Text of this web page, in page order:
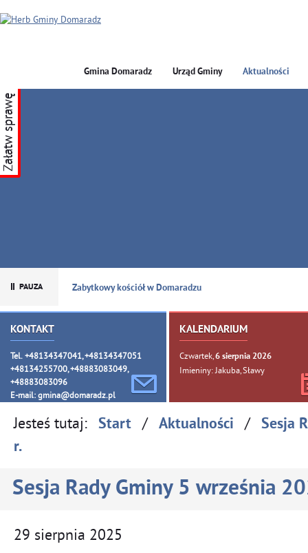
GMINA DOMARADZ
Gmina Domaradz Urząd Gminy Aktualności
Zabytkowy kościół w Domaradzu
KONTAKT
Tel. +48134347041, +48134347051
+48134255700, +48883083049,
+48883083096
E-mail: gmina@domaradz.pl
KALENDARIUM
Czwartek, 6sierpnia 2026
Imieniny: Jakuba, Sławy
Załatw sprawę
Jesteś tutaj: Start / Aktualności / Sesja
r.
Sesja Rady Gminy 5 września
29 sierpnia 2025